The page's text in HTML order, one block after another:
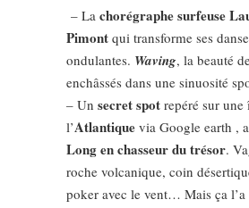
– La chorégraphe surfeuse
Pimont qui transforme ses
ondulantes. Waving, la beauté
enchâssés dans une sinuosité
– Un secret spot repéré sur une
l’Atlantique via Google earth ,
Long en chasseur du trésor.
roche volcanique, coin
poker avec le vent… Mais ça